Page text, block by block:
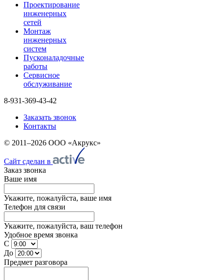
Проектирование
инженерных
сетей
Монтаж
инженерных
систем
Пусконаладочные
работы
Сервисное
обслуживание
8-931-369-43-42
Заказать звонок
Контакты
© 2011–2026 ООО «Акрукс»
Сайт сделан в
Заказ звонка
Ваше имя
Укажите, пожалуйста, ваше имя
Телефон для связи
Укажите, пожалуйста, ваш телефон
Удобное время звонка
С
До
Предмет разговора